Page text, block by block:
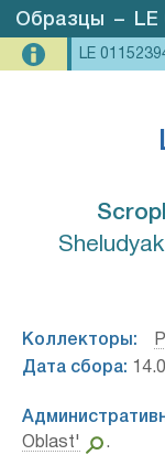
Образцы – LE
LE
Коллекторы:
Дата сбора:
Oblast'
.